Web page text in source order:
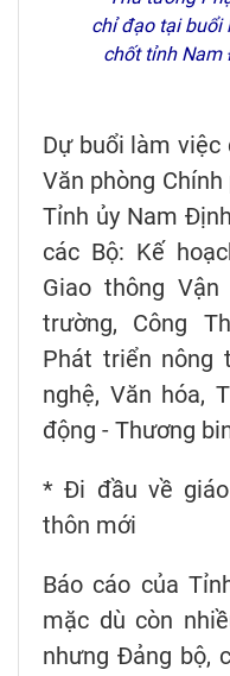
chỉ đạo tại buổi
chốt tỉnh Nam
Dự buổi làm việc
Văn phòng
Tỉnh ủy Nam
các Bộ: Kế
Giao thông
trường, Công
Phát triển nông
nghệ, Văn hóa,
động - Thương
* Đi đầu về
thôn mới
Báo cáo của
mặc dù còn
nhưng Đảng bộ,